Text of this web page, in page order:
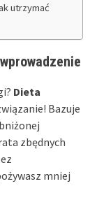
utrzymać
Dieta
Bazuje
zbędnych
mniej